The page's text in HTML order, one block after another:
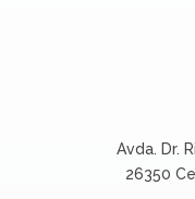
Avda. Dr.
26350